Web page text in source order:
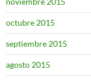
octubre 2015
septiembre 2015
agosto 2015